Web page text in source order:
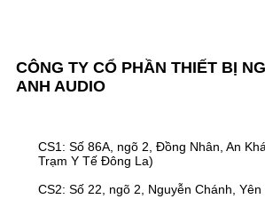
CÔNG TY CỔ PHẦN THIẾT BỊ
ANH AUDIO
CS1: Số 86A, ngõ 2, Đồng Nhân, An
Trạm Y Tế Đông La)
CS2: Số 22, ngõ 2, Nguyễn Chánh, Yên